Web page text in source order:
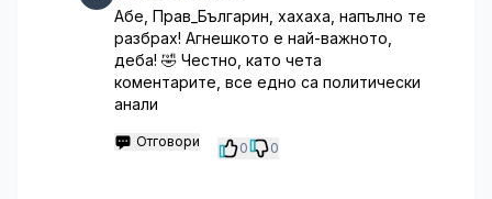
Абе, Прав_Българин, хахаха, напълно те
разбрах! Агнешкото е най-важното,
деба! 🤣 Честно, като чета
коментарите, все едно са политически
анали
Отговори 0 0